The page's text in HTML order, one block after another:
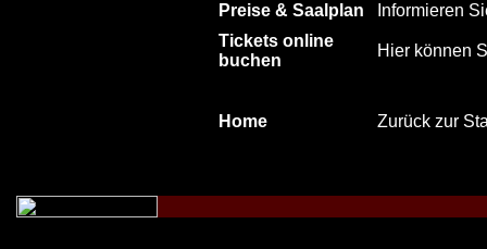
Preise & Saalplan
Informieren
Tickets online
buchen
Hier können
Home Zurück zur